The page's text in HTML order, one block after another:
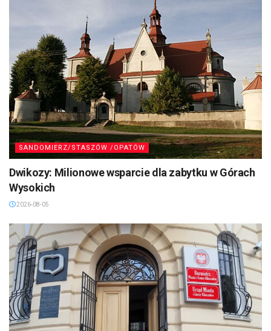
SANDOMIERZ/STASZÓW /OPATÓW
Dwikozy: Milionowe wsparcie dla zabytku w Górach
Wysokich
2026-08-05